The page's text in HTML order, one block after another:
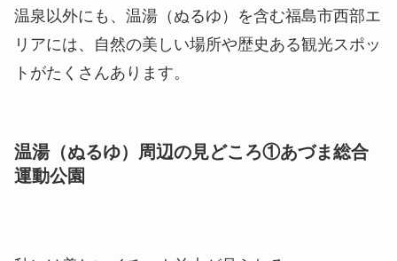
温泉以外にも、温湯（ぬるゆ）を含む福島市西部エ
リアには、自然の美しい場所や歴史ある観光スポッ
トがたくさんあります。
温湯（ぬるゆ）周辺の見どころ①あづま総合
運動公園